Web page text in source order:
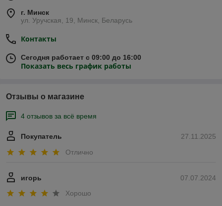
г. Минск
ул. Уручская, 19, Минск, Беларусь
Контакты
Сегодня работает с 09:00 до 16:00
Показать весь график работы
Отзывы о магазине
4 отзывов за всё время
27.11.2025
Покупатель
Отлично
07.07.2024
игорь
Хорошо